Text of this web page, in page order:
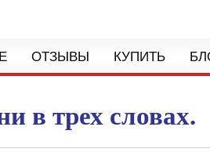
ОТЗЫВЫ КУПИТЬ
в трех словах.